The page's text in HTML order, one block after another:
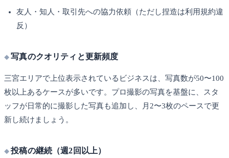
友人・知人・取引先への協力依頼（ただし捏造は利用規約違
反）
写真のクオリティと更新頻度
三宮エリアで上位表示されているビジネスは、写真数が50〜100
枚以上あるケースが多いです。プロ撮影の写真を基盤に、スタ
ッフが日常的に撮影した写真も追加し、月2〜3枚のペースで更
新し続けましょう。
投稿の継続（週2回以上）